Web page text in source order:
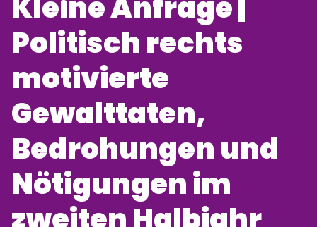
Politisch rechts
motivierte
Gewalttaten,
Bedrohungen und
Nötigungen im